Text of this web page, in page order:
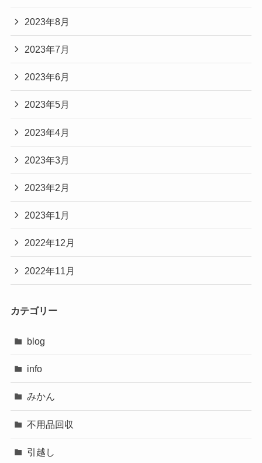
2023年8月
2023年7月
2023年6月
2023年5月
2023年4月
2023年3月
2023年2月
2023年1月
2022年12月
2022年11月
カテゴリー
blog
info
みかん
不用品回収
引越し